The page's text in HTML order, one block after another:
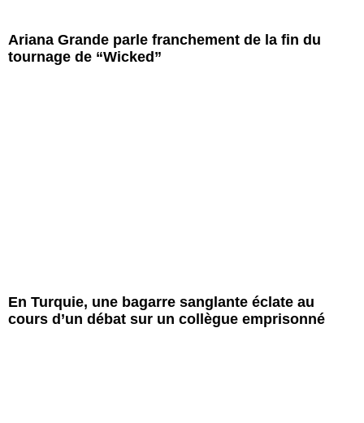
Ariana Grande parle franchement de la fin du
tournage de “Wicked”
En Turquie, une bagarre sanglante éclate au
cours d’un débat sur un collègue emprisonné